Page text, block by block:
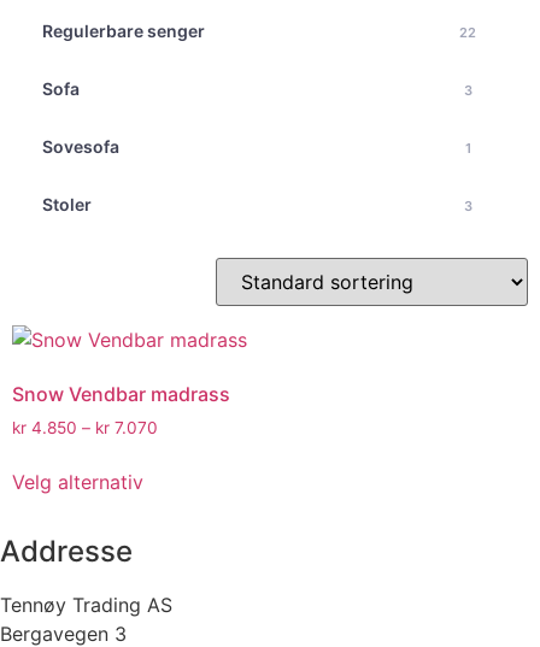
Regulerbare senger 22
Sofa 3
Sovesofa 1
Stoler 3
Snow Vendbar madrass
kr 4.850 – kr 7.070
Velg alternativ
Addresse
Tennøy Trading AS
Bergavegen 3